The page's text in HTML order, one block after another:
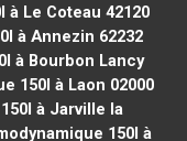
Le Coteau 42120
à Annezin 62232
à Bourbon Lancy
150l à Laon 02000
à Jarville la
150l à